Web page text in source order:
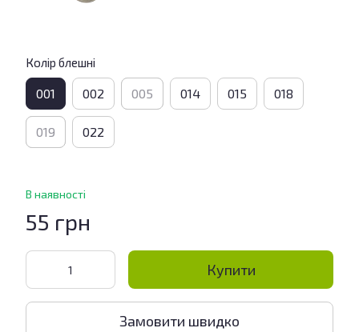
Колір блешні
001 002 005 014 015 018
019 022
В наявності
55 грн
Купити
Замовити швидко